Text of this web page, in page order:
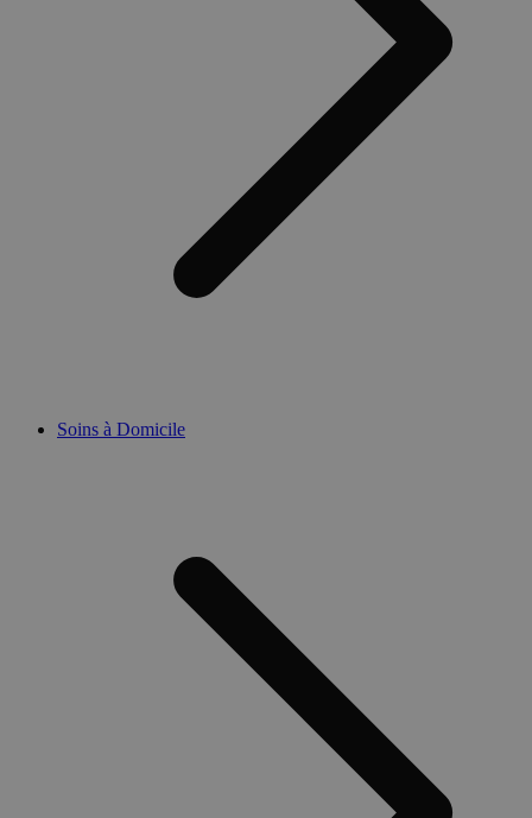
Soins à Domicile